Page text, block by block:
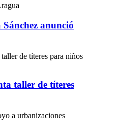
anunció
taller de títeres